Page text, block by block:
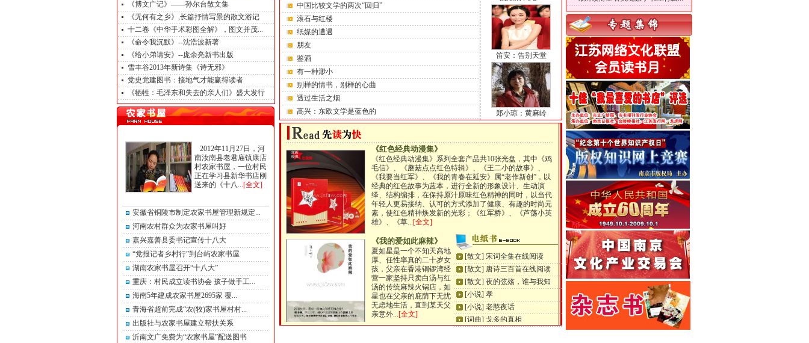
《博文广记》——孙尔台散文集
《无何有之乡》,长篇抒情写景的散文游记
十二卷《中华手术彩图全解》，图文并茂...
《命令我沉默》--沈浩波新著
《给小弟请安》--庞余亮新书出版
雪丰谷2013年新诗集《诗无邪》
党史党建图书：接地气才能赢得读者
《牺牲：毛泽东和失去的亲人们》盛大发行
2012年11月27日，河
南汝南县老君庙镇康店
村农家书屋，一位村民
正在学习县新华书店刚
送来的《十八...[全文]
安徽省铜陵市制定农家书屋管理新规定...
河南农村群众为农家书屋叫好
嘉兴嘉善县委书记宣传十八大
“党报记者乡村行”到台屿农家书屋
湖南农家书屋召开“十八大”
重庆：村民成立读书协会 孩子做手工...
海南5年建成农家书屋2695家 覆...
青海省超前完成“农(牧)家书屋村村...
出版社与农家书屋建立帮扶关系
沂南文广免费为“农家书屋”配送图书
中国比较文学的两次“回归”
滚石与红楼
纸媒的遭遇
朋友
鉴酒
有一种渺小
别样的情书，别样的心曲
透过生活之烟
高兴：东欧文学是蓝色的
笛安：告别天堂
郑小琼：黄麻岭
《红色经典动漫集》
《红色经典动漫集》系列全套产品共10张光盘，其中《鸡
毛信》、《蘑菇点点红色特辑》、《王二小的故事》、
《我要当红军》、《我的青春在延安》属“老作新创”，以
经典的红色故事为蓝本，进行全新的形象设计、生动演
绎、结构编排，在保持原汁原味红色精神的同时，以当代
年轻人更易接纳、认可的方式添加了健康、有趣的时尚元
素，使红色精神焕发新的光彩；《红军桥》、《芦荡小英
雄》、《草...[全文]
《我的爱如此麻辣》
夏如星是一个不知天高地
厚、任性率真的二十岁女
孩，父亲在香港铜锣湾经
营一家坚持只卖白汤与红
汤的传统麻辣火锅店，如
星也在父亲的庇荫下无忧
无虑地生活，直到某天父
亲意外...[全文]
[散文] 宋词全集在线阅读
[散文] 唐诗三百首在线阅读
[散文] 夜的弦殇，谁与我知
[小说] 孝
[小说] 老憨夜话
[词曲] 戈多的真相